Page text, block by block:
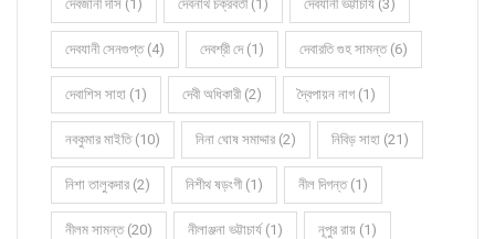
দেবজানী দাস (1) দেবনাথ চক্রবর্তী (1) দেবযানী ভট্টাচার্য (3)
দেবযানী সেনগুপ্ত (4) দেবশ্রী দে (1) দেবারতি গুহ সামন্ত (6)
দেবাশিস সাহা (1) দেবী অধিকারী (2) দ্বৈপায়ন নাগ (1)
নবকুমার মাইতি (10) নিনা ঘোষ সমাদ্দার (2) নিবিড় সাহা (21)
নিশা তালুকদার (2) নিশীথ ষড়ংগী (1) নীল দিগন্ত (1)
নীলম সামন্ত (20) নীলাঞ্জনা ভট্টাচার্য (1) নূপুর রায় (1)